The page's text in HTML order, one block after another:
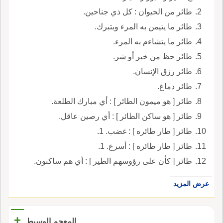
طائر من الحيوان : كل ذي جناحين.
طائر ما يتيمن به المرء ويتبرك.
طائر ما يتشاءم به المرء.
طائر حظ من خير أو شر.
طائر رزق الإنسان.
طائر دماغ.
طائر [ هو ميمون الطائر ] : أي مبارك الطلعة.
طائر [ هو ساكن الطائر ] : أي رصين عاقل.
طائر [ طار طائره ] : غضب. 1.
طائر [ طار طائره ] : أسرع. 1.
طائر [ كأن على رؤوسهم الطير ] : أي هم ساكنون.
عرض المزيد
المعجم الوسيط +